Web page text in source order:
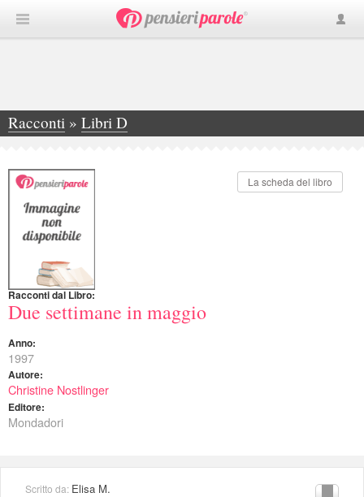
Racconti » Libri D
»Due settimane in maggio
La scheda del libro
Racconti dal Libro:
Due settimane in maggio
Anno:
1997
Autore:
Christine Nostlinger
Editore:
Mondadori
Scritto da: Elisa M.